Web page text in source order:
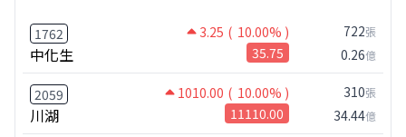
1762 3.25 ( 10.00% )
中化生 35.75
722張
0.26億
2059 1010.00 ( 10.00% )
川湖 11110.00
310張
34.44億